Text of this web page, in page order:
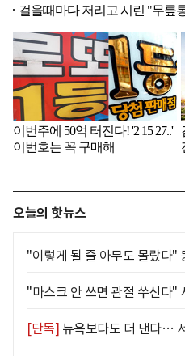
오늘의 핫뉴스
"이렇게 될 줄 아무도 몰랐다"
"마스크 안 쓰면 관절 쑤신다"
[단독] 뉴욕보다도 더 낸다…